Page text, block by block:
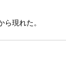
現れた。